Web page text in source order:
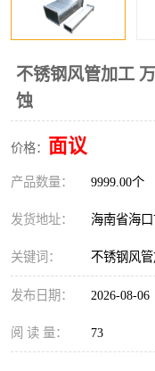
不锈钢风管加工
蚀
价格： 面议
产品数量： 9999.00个
发货地址： 海南省海
关键词： 不锈钢风
发布日期： 2026-08-06
阅 读 量： 73
不锈钢烟罩
排烟风机
油烟净化器